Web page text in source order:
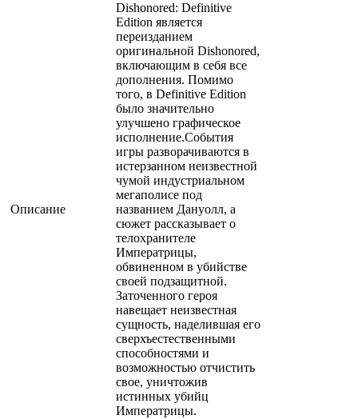
Описание
Dishonored: Definitive
Edition является
переизданием
оригинальной Dishonored,
включающим в себя все
дополнения. Помимо
того, в Definitive Edition
было значительно
улучшено графическое
исполнение.События
игры разворачиваются в
истерзанном неизвестной
чумой индустриальном
мегаполисе под
названием Дануолл, а
сюжет рассказывает о
телохранителе
Императрицы,
обвиненном в убийстве
своей подзащитной.
Заточенного героя
навещает неизвестная
сущность, наделившая его
сверхъестественными
способностями и
возможностью отчистить
свое, уничтожив
истинных убийц
Императрицы.